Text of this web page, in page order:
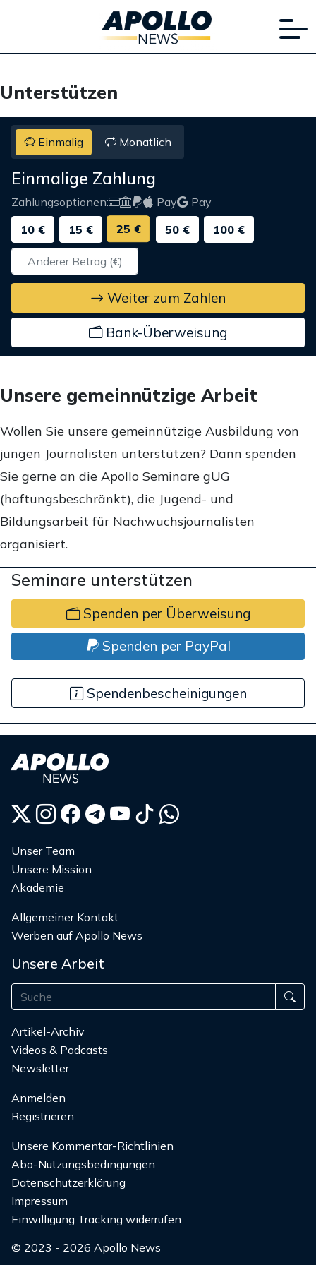
Unterstützen
Einmalig Monatlich
Einmalige Zahlung
Zahlungsoptionen: Pay
Pay
10 €
15 € 25 € 50 € 100 €
Weiter zum Zahlen
Bank-Überweisung
Unsere gemeinnützige Arbeit
Wollen Sie unsere gemeinnützige Ausbildung von
jungen Journalisten unterstützen? Dann spenden
Sie gerne an die Apollo Seminare gUG
(haftungsbeschränkt), die Jugend- und
Bildungsarbeit für Nachwuchsjournalisten
organisiert.
Seminare unterstützen
Spenden per Überweisung
Spenden per PayPal
Spendenbescheinigungen
Unser Team
Unsere Mission
Akademie
Allgemeiner Kontakt
Werben auf Apollo News
Unsere Arbeit
Artikel-Archiv
Videos & Podcasts
Newsletter
Anmelden
Registrieren
Unsere Kommentar-Richtlinien
Abo-Nutzungsbedingungen
Datenschutzerklärung
Impressum
Einwilligung Tracking widerrufen
© 2023 - 2026 Apollo News